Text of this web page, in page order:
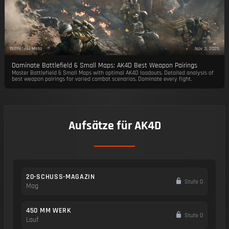
Battlefield Meta Nov 3, 2025
Dominate Battlefield 6 Small Maps: AK4D Best Weapon Pairings
Master Battlefield 6 Small Maps with optimal AK4D loadouts. Detailed analysis of
best weapon pairings for varied combat scenarios. Dominate every fight.
Aufsätze für AK4D
20-SCHUSS-MAGAZIN
Mag
Stufe 0
450 MM WERK
Lauf
Stufe 0